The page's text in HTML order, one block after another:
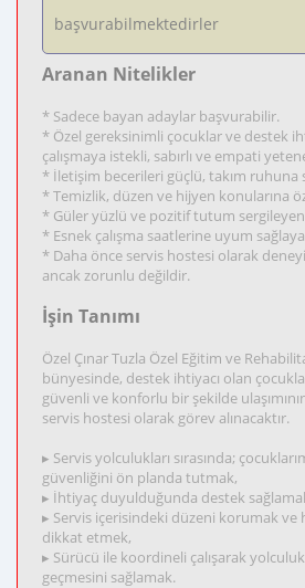
başvurabilmektedirler
Aranan Nitelikler
* Sadece bayan adaylar başvurabilir.
* Özel gereksinimli çocuklar ve destek
çalışmaya istekli, sabırlı ve empati
* İletişim becerileri güçlü, takım ruhuna
* Temizlik, düzen ve hijyen konularına
* Güler yüzlü ve pozitif tutum
* Esnek çalışma saatlerine uyum
* Daha önce servis hostesi olarak
ancak zorunlu değildir.
İşin Tanımı
Özel Çınar Tuzla Özel Eğitim ve
bünyesinde, destek ihtiyacı olan
güvenli ve konforlu bir şekilde
servis hostesi olarak görev alınacaktır.
▸ Servis yolculukları sırasında;
güvenliğini ön planda tutmak,
▸ İhtiyaç duyulduğunda destek
▸ Servis içerisindeki düzeni korumak ve
dikkat etmek,
▸ Sürücü ile koordineli çalışarak
geçmesini sağlamak.